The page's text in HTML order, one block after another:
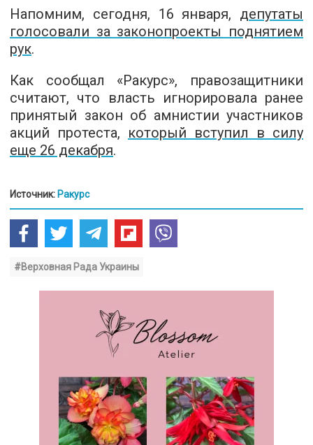
Напомним, сегодня, 16 января, депутаты
голосовали за законопроекты поднятием
рук.
Как сообщал «Ракурс», правозащитники
считают, что власть игнорировала ранее
принятый закон об амнистии участников
акций протеста, который вступил в силу
еще 26 декабря.
Источник: Ракурс
#Верховная Рада Украины